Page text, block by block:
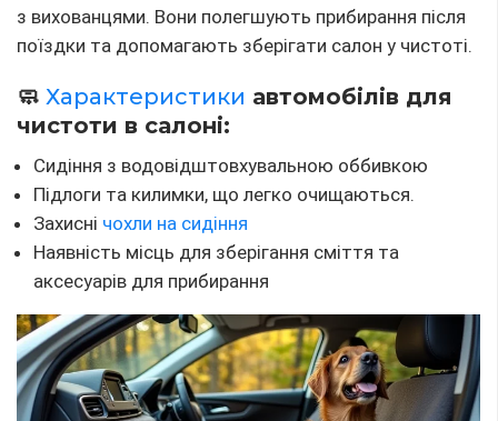
з вихованцями. Вони полегшують прибирання після
поїздки та допомагають зберігати салон у чистоті.
🧼 Характеристики автомобілів для
чистоти в салоні:
Сидіння з водовідштовхувальною оббивкою
Підлоги та килимки, що легко очищаються.
Захисні чохли на сидіння
Наявність місць для зберігання сміття та
аксесуарів для прибирання